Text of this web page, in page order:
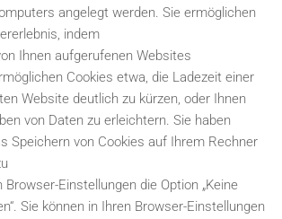
angelegt werden. Sie ermöglichen
indem
Ihnen aufgerufenen Websites
Cookies etwa, die Ladezeit einer
Website deutlich zu kürzen, oder Ihnen
von Daten zu erleichtern. Sie haben
Speichern von Cookies auf Ihrem Rechner
Browser-Einstellungen die Option „Keine
Sie können in Ihren Browser-Einstellungen